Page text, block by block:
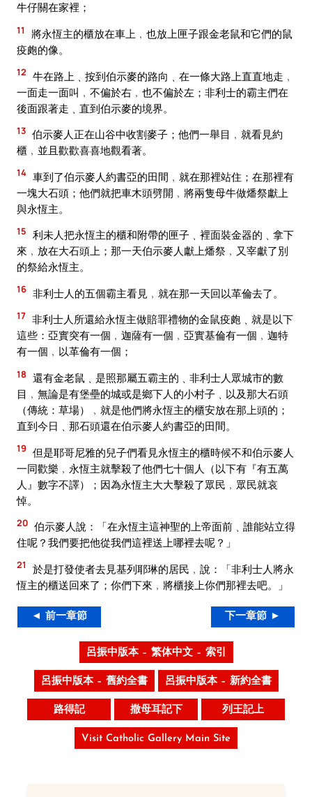
牛仔關在家裡；
11
將永恆主的櫃放在車上﹐也放上匣子跟金老鼠和它們的鼠
疫皰的像。
12 牛在路上﹑按到伯示麥的路向﹑在一條大路上直直地走﹐
一面走一面叫﹐不偏於右﹐也不偏於左；非利士的霸主們在
後面跟著走﹑直到伯示麥的境界。
13 伯示麥人正在山谷中收割麥子；他們一舉目﹐就看見約
櫃﹐並且歡歡喜喜地觀看著。
14 車到了伯示麥人約書亞的田間﹐就在那裡站住；在那裡有
一塊大石頭；他們就把車木頭劈開﹐將兩隻母牛做燔祭獻上
與永恆主。
15 利未人把永恆主的櫃和附帶的匣子﹑裡面裝金器的﹑拿下
來﹐放在大石頭上；那一天伯示麥人獻上燔祭﹐又宰獻了別
的祭給永恆主。
16 非利士人的五個霸主看見﹐就在那一天回以革倫去了。
17 非利士人所還給永恆主做賠罪禮物的金鼠疫皰﹑就是以下
這些：亞實突有一個﹐迦薩有一個﹐亞實基倫有一個﹐迦特
有一個﹐以革倫有一個；
18 還有金老鼠﹑是照那屬五霸主的﹑非利士人眾城市的數
目﹐無論是有堡壘的城或是鄉下人的小村子﹑以及那大石頭
（傳統：草場）﹐就是他們將永恆主的櫃安放在那上頭的；
直到今日﹑那石頭還在伯示麥人約書亞的田間。
19 但是耶哥尼雅的兒子們看見永恆主的櫃時候不和伯示麥人
一同歡樂﹐永恆主就擊殺了他們七十個人（以下有『有五萬
人』數字不譯）；因為永恆主大大擊殺了眾民﹐眾民就哀
悼。
20 伯示麥人說：「在永恆主這神聖的上帝面前﹑誰能站立得
住呢？我們要把他從我們這裡送上哪裡去呢？」
21
於是打發使者去見基列耶琳的居民﹐說：「非利士人將永
恆主的櫃送回來了；你們下來﹐將櫃接上你們那裡去吧。」
◄ 前一章節 下一章節 ►
呂振中版本 – 繁体中文 – 索引
呂振中版本 – 舊約全書 呂振中版本 – 新約全書
路得記 撒母耳記下 列王記上
Visit Catholic Gallery Main Site